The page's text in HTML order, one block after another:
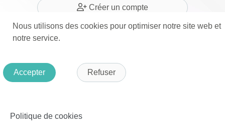
Créer un compte
Renvoyer un email de confirmation
Nous utilisons des cookies pour optimiser notre site web et
notre service.
Accepter Refuser
Politique de cookies